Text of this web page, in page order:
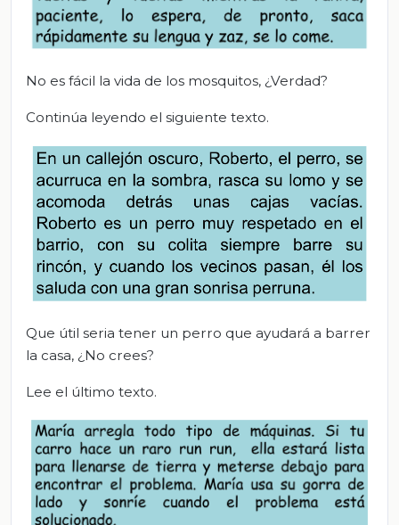
No es fácil la vida de los mosquitos, ¿Verdad?
Continúa leyendo el siguiente texto.
Que útil seria tener un perro que ayudará a barrer
la casa, ¿No crees?
Lee el último texto.